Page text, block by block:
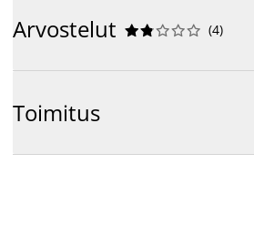
Arvostelut 




 (4)
Toimitus